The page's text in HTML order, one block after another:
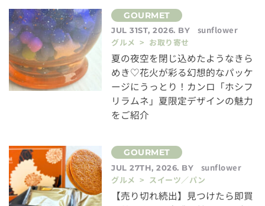
JUL 31ST, 2026. BY
sunflower
グルメ > お取り寄せ
夏の夜空を閉じ込めたようなきら
めき♡花火が彩る幻想的なパッケ
ージにうっとり！カンロ「ホシフ
リラムネ」夏限定デザインの魅力
をご紹介
JUL 27TH, 2026. BY
sunflower
グルメ > スイーツ／パン
【売り切れ続出】見つけたら即買